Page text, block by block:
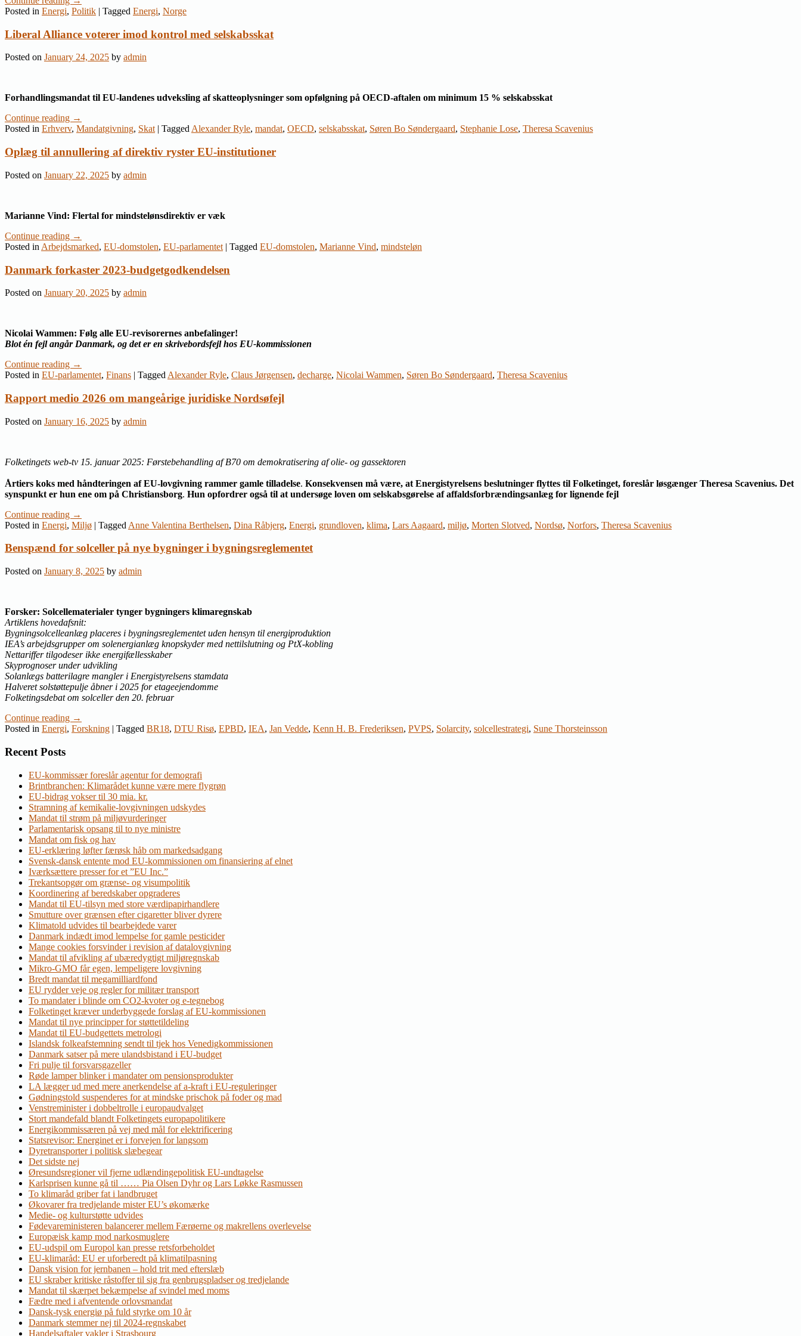
Posted in Energi, Politik | Tagged Energi, Norge
Liberal Alliance voterer imod kontrol med selskabsskat
Posted on January 24, 2025 by admin
Forhandlingsmandat til EU-landenes udveksling af skatteoplysninger som opfølgning på OECD-aftalen om minimum 15 % selskabsskat
Continue reading →
Posted in Erhverv, Mandatgivning, Skat | TaggedAlexander Ryle, mandat, OECD, selskabsskat, Søren Bo Søndergaard, Stephanie Lose, Theresa Scavenius
Oplæg til annullering af direktiv ryster EU-institutioner
Posted on January 22, 2025 by admin
Marianne Vind: Flertal for mindstelønsdirektiv er væk
Continue reading →
Posted in Arbejdsmarked, EU-domstolen, EU-parlamentet | Tagged EU-domstolen, Marianne Vind, mindsteløn
Danmark forkaster 2023-budgetgodkendelsen
Posted on January 20, 2025 by admin
Nicolai Wammen: Følg alle EU-revisorernes anbefalinger!
Blot én fejl angår Danmark, og det er en skrivebordsfejl hos EU-kommissionen
Continue reading →
Posted in EU-parlamentet, Finans | Tagged Alexander Ryle, Claus Jørgensen, decharge, Nicolai Wammen, Søren Bo Søndergaard, Theresa Scavenius
Rapport medio 2026 om mangeårige juridiske Nordsøfejl
Posted on January 16, 2025 by admin
Folketingets web-tv 15. januar 2025: Førstebehandling af B70 om demokratisering af olie- og gassektoren
Årtiers koks med håndteringen af EU-lovgivning rammer gamle tilladelse. Konsekvensen må være, at Energistyrelsens beslutninger flyttes til Folketinget, foreslår løsgænger Theresa Scavenius. Det
synspunkt er hun ene om på Christiansborg. Hun opfordrer også til at undersøge loven om selskabsgørelse af affaldsforbrændingsanlæg for lignende fejl
Continue reading →
Posted in Energi, Miljø | Tagged Anne Valentina Berthelsen, Dina Råbjerg, Energi, grundloven, klima, Lars Aagaard, miljø, Morten Slotved, Nordsø, Norfors, Theresa Scavenius
Benspænd for solceller på nye bygninger i bygningsreglementet
Posted on January 8, 2025 by admin
Forsker: Solcellematerialer tynger bygningers klimaregnskab
Artiklens hovedafsnit:
Bygningsolcelleanlæg placeres i bygningsreglementet uden hensyn til energiproduktion
IEA’s arbejdsgrupper om solenergianlæg knopskyder med nettilslutning og PtX-kobling
Nettariffer tilgodeser ikke energifællesskaber
Skyprognoser under udvikling
Solanlægs batterilagre mangler i Energistyrelsens stamdata
Halveret solstøttepulje åbner i 2025 for etageejendomme
Folketingsdebat om solceller den 20. februar
Continue reading →
Posted in Energi, Forskning | Tagged BR18, DTU Risø, EPBD, IEA, Jan Vedde, Kenn H. B. Frederiksen, PVPS, Solarcity, solcellestrategi, Sune Thorsteinsson
Recent Posts
EU-kommissær foreslår agentur for demografi
Brintbranchen: Klimarådet kunne være mere flygrøn
EU-bidrag vokser til 30 mia. kr.
Stramning af kemikalie-lovgivningen udskydes
Mandat til strøm på miljøvurderinger
Parlamentarisk opsang til to nye ministre
Mandat om fisk og hav
EU-erklæring løfter færøsk håb om markedsadgang
Svensk-dansk entente mod EU-kommissionen om finansiering af elnet
Iværksættere presser for et ”EU Inc.”
Trekantsopgør om grænse- og visumpolitik
Koordinering af beredskaber opgraderes
Mandat til EU-tilsyn med store værdipapirhandlere
Smutture over grænsen efter cigaretter bliver dyrere
Klimatold udvides til bearbejdede varer
Danmark indædt imod lempelse for gamle pesticider
Mange cookies forsvinder i revision af datalovgivning
Mandat til afvikling af ubæredygtigt miljøregnskab
Mikro-GMO får egen, lempeligere lovgivning
Bredt mandat til megamilliardfond
EU rydder veje og regler for militær transport
To mandater i blinde om CO2-kvoter og e-tegnebog
Folketinget kræver underbyggede forslag af EU-kommissionen
Mandat til nye principper for støttetildeling
Mandat til EU-budgettets metrologi
Islandsk folkeafstemning sendt til tjek hos Venedigkommissionen
Danmark satser på mere ulandsbistand i EU-budget
Fri pulje til forsvarsgazeller
Røde lamper blinker i mandater om pensionsprodukter
LA lægger ud med mere anerkendelse af a-kraft i EU-reguleringer
Gødningstold suspenderes for at mindske prischok på foder og mad
Venstreminister i dobbeltrolle i europaudvalget
Stort mandefald blandt Folketingets europapolitikere
Energikommissæren på vej med mål for elektrificering
Statsrevisor: Energinet er i forvejen for langsom
Dyretransporter i politisk slæbegear
Det sidste nej
Øresundsregioner vil fjerne udlændingepolitisk EU-undtagelse
Karlsprisen kunne gå til …… Pia Olsen Dyhr og Lars Løkke Rasmussen
To klimaråd griber fat i landbruget
Økovarer fra tredjelande mister EU’s økomærke
Medie- og kulturstøtte udvides
Fødevareministeren balancerer mellem Færøerne og makrellens overlevelse
Europæisk kamp mod narkosmuglere
EU-udspil om Europol kan presse retsforbeholdet
EU-klimaråd: EU er uforberedt på klimatilpasning
Dansk vision for jernbanen – hold trit med efterslæb
EU skraber kritiske råstoffer til sig fra genbrugspladser og tredjelande
Mandat til skærpet bekæmpelse af svindel med moms
Fædre med i afventende orlovsmandat
Dansk-tysk energiø på fuld styrke om 10 år
Danmark stemmer nej til 2024-regnskabet
Handelsaftaler vakler i Strasbourg